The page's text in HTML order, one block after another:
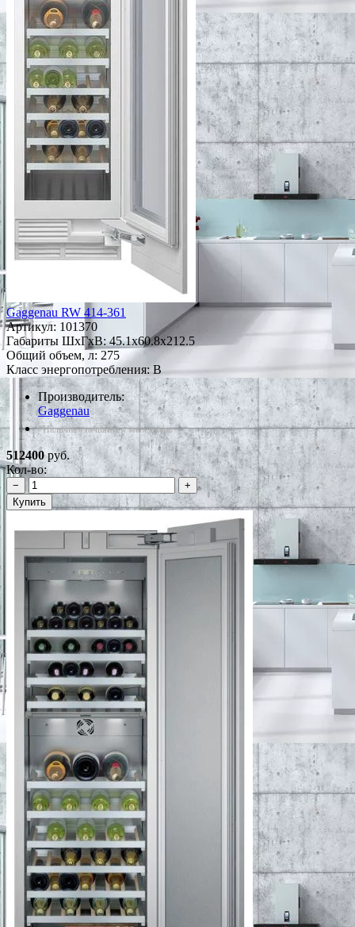
Gaggenau RW 414-361
Артикул: 101370
Габариты ШxГxВ: 45.1x60.8x212.5
Общий объем, л: 275
Класс энергопотребления: B
Производитель:
Gaggenau
*Наличие уточняйте у менеджера
512400руб.
Кол-во:
−
+
Купить